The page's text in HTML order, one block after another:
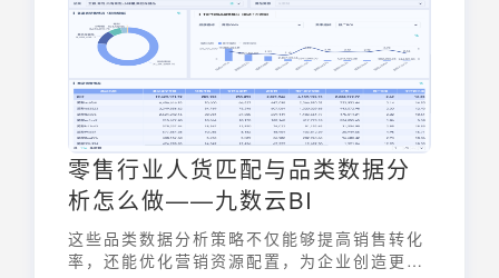
零售行业人货匹配与品类数据分
析怎么做——九数云BI
这些品类数据分析策略不仅能够提高销售转化
率，还能优化营销资源配置，为企业创造更大